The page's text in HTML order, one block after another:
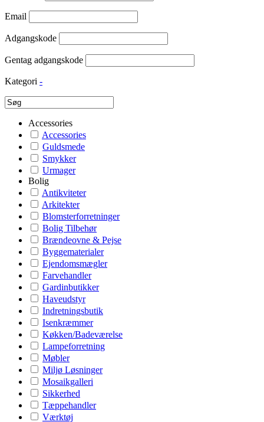
Email
Adgangskode
Gentag adgangskode
Kategori -
Accessories
Accessories
Guldsmede
Smykker
Urmager
Bolig
Antikviteter
Arkitekter
Blomsterforretninger
Bolig Tilbehør
Brændeovne & Pejse
Byggematerialer
Ejendomsmægler
Farvehandler
Gardinbutikker
Haveudstyr
Indretningsbutik
Isenkræmmer
Køkken/Badeværelse
Lampeforretning
Møbler
Miljø Løsninger
Mosaikgalleri
Sikkerhed
Tæppehandler
Værktøj